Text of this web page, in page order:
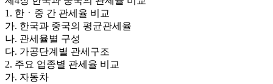
1. 한ㆍ중 간 관세율 비교
가. 한국과 중국의 평균관세율
나. 관세율별 구성
다. 가공단계별 관세구조
2. 주요 업종별 관세율 비교
가. 자동차